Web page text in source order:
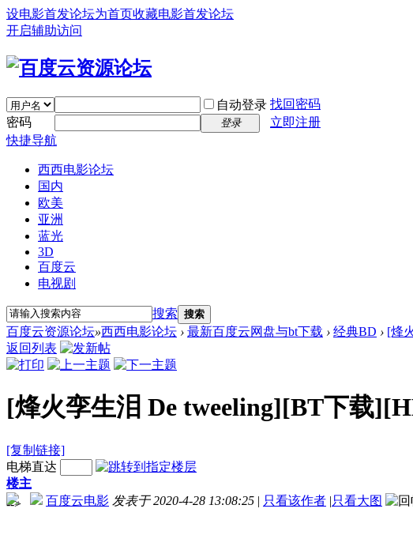
设电影首发论坛为首页收藏电影首发论坛
开启辅助访问
自动登录 找回密码
密码
登录
立即注册
快捷导航
西西电影论坛
国内
欧美
亚洲
蓝光
3D
百度云
电视剧
搜索 搜索
百度云资源论坛»西西电影论坛 › 最新百度云网盘与bt下载 › 经典BD › [烽
返回列表
[烽火孪生泪 De tweeling][BT下载
[复制链接]
电梯直达
楼主
百度云电影 发表于 2020-4-28 13:08:25 | 只看该作者 |只看大图
-->